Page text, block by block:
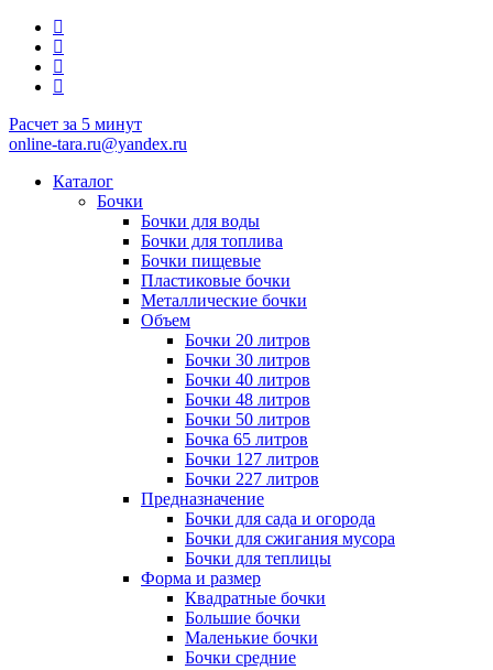
Расчет за 5 минут
online-tara.ru@yandex.ru
Каталог
Бочки
Бочки для воды
Бочки для топлива
Бочки пищевые
Пластиковые бочки
Металлические бочки
Объем
Бочки 20 литров
Бочки 30 литров
Бочки 40 литров
Бочки 48 литров
Бочки 50 литров
Бочка 65 литров
Бочки 127 литров
Бочки 227 литров
Предназначение
Бочки для сада и огорода
Бочки для сжигания мусора
Бочки для теплицы
Форма и размер
Квадратные бочки
Большие бочки
Маленькие бочки
Бочки средние